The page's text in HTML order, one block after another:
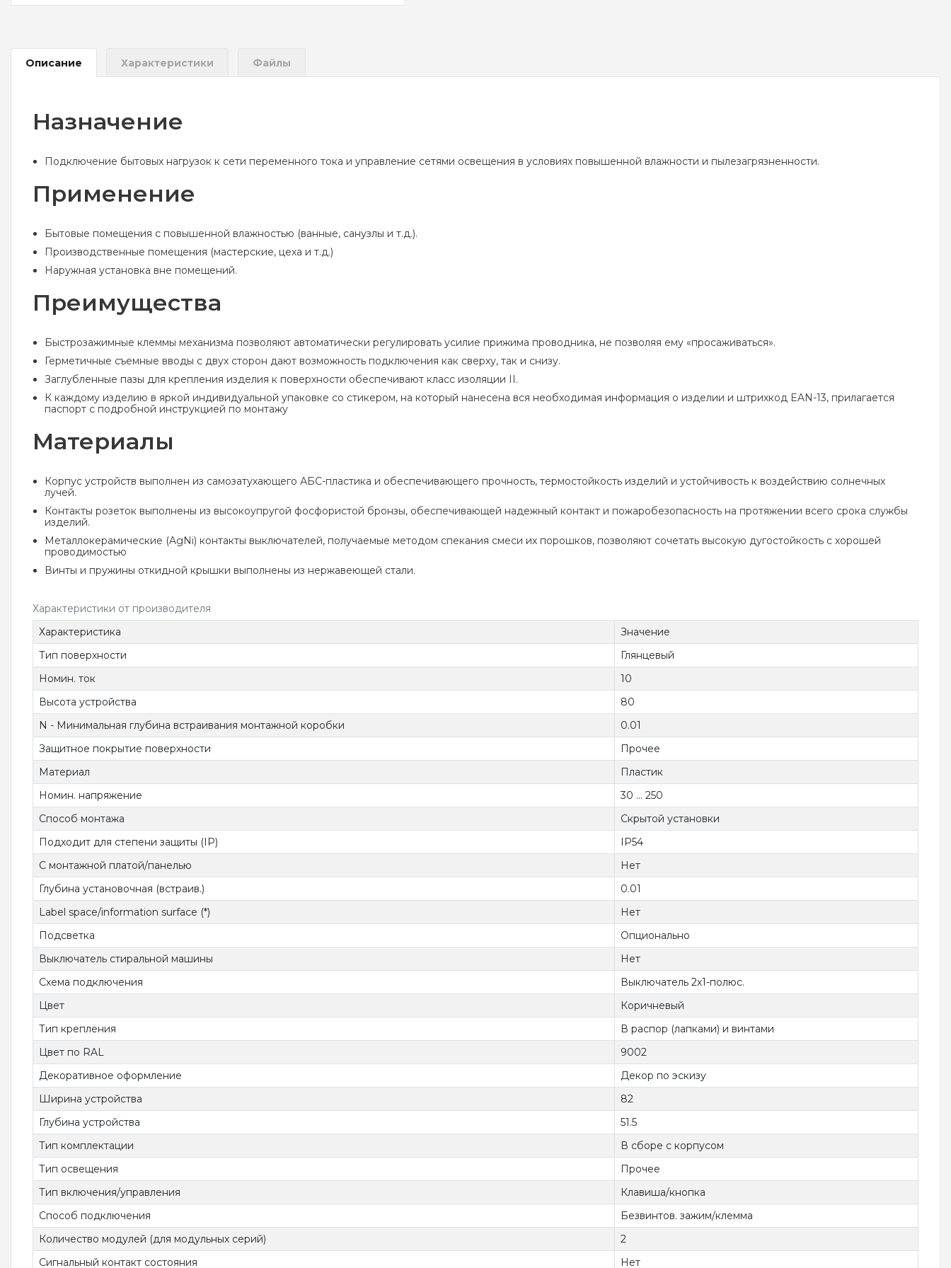
Описание Характеристики Файлы
Назначение
Подключение бытовых нагрузок к сети переменного тока и управление сетями освещения в условиях повышенной влажности и пылезагрязненности.
Применение
Бытовые помещения с повышенной влажностью (ванные, санузлы и т.д.).
Производственные помещения (мастерские, цеха и т.д.)
Наружная установка вне помещений.
Преимущества
Быстрозажимные клеммы механизма позволяют автоматически регулировать усилие прижима проводника, не позволяя ему «просаживаться».
Герметичные съемные вводы с двух сторон дают возможность подключения как сверху, так и снизу.
Заглубленные пазы для крепления изделия к поверхности обеспечивают класс изоляции II.
К каждому изделию в яркой индивидуальной упаковке со стикером, на который нанесена вся необходимая информация о изделии и штрихкод EAN-13, прилагается
паспорт с подробной инструкцией по монтажу
Материалы
Корпус устройств выполнен из самозатухающего АБС-пластика и обеспечивающего прочность, термостойкость изделий и устойчивость к воздействию солнечных
лучей.
Контакты розеток выполнены из высокоупругой фосфористой бронзы, обеспечивающей надежный контакт и пожаробезопасность на протяжении всего срока службы
изделий.
Металлокерамические (AgNi) контакты выключателей, получаемые методом спекания смеси их порошков, позволяют сочетать высокую дугостойкость с хорошей
проводимостью
Винты и пружины откидной крышки выполнены из нержавеющей стали.
Характеристики от производителя
Характеристика
Значение
Тип поверхности
Глянцевый
Номин. ток
10
Высота устройства
80
N - Минимальная глубина встраивания монтажной коробки
0.01
Защитное покрытие поверхности
Прочее
Материал
Пластик
Номин. напряжение
30 ... 250
Способ монтажа
Скрытой установки
Подходит для степени защиты (IP)
IP54
С монтажной платой/панелью
Нет
Глубина установочная (встраив.)
0.01
Label space/information surface (*)
Нет
Подсветка
Опционально
Выключатель стиральной машины
Нет
Схема подключения
Выключатель 2х1-полюс.
Цвет
Коричневый
Тип крепления
В распор (лапками) и винтами
Цвет по RAL
9002
Декоративное оформление
Декор по эскизу
Ширина устройства
82
Глубина устройства
51.5
Тип комплектации
В сборе с корпусом
Тип освещения
Прочее
Тип включения/управления
Клавиша/кнопка
Способ подключения
Безвинтов. зажим/клемма
Количество модулей (для модульных серий)
2
Сигнальный контакт состояния
Нет